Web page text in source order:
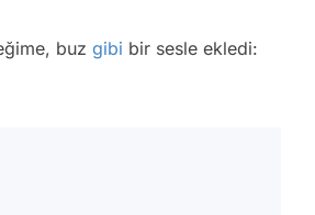
buz gibi bir sesle ekledi: